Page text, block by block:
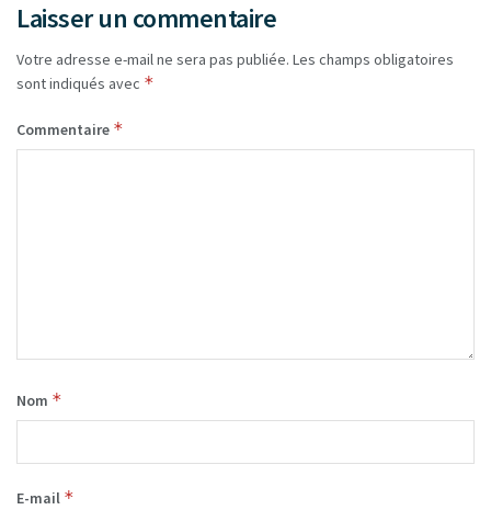
Laisser un commentaire
Votre adresse e-mail ne sera pas publiée. Les champs obligatoires
sont indiqués avec *
Commentaire *
Nom *
E-mail *